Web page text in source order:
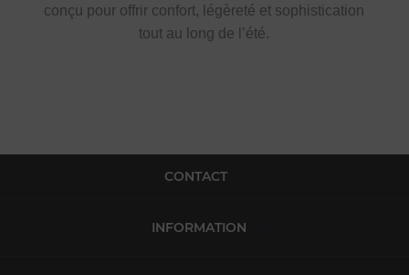
conçu pour offrir confort, légèreté et sophistication
tout au long de l’été.
CONTACT
INFORMATION